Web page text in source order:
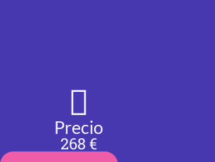
Precio
268 €